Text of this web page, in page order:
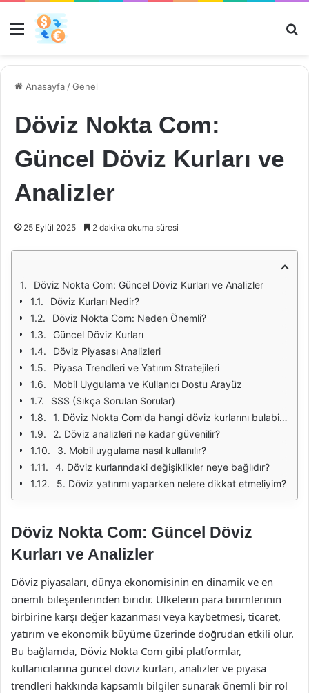
Menü
Anasayfa /Genel
Döviz Nokta Com:
Güncel Döviz Kurları ve
Analizler
25 Eylül 2025 2 dakika okuma süresi
Döviz Nokta Com: Güncel Döviz Kurları ve Analizler
Döviz Kurları Nedir?
Döviz Nokta Com: Neden Önemli?
Güncel Döviz Kurları
Döviz Piyasası Analizleri
Piyasa Trendleri ve Yatırım Stratejileri
Mobil Uygulama ve Kullanıcı Dostu Arayüz
SSS (Sıkça Sorulan Sorular)
1. Döviz Nokta Com'da hangi döviz kurlarını bulabilirim?
2. Döviz analizleri ne kadar güvenilir?
3. Mobil uygulama nasıl kullanılır?
4. Döviz kurlarındaki değişiklikler neye bağlıdır?
5. Döviz yatırımı yaparken nelere dikkat etmeliyim?
Döviz Nokta Com: Güncel Döviz
Kurları ve Analizler
Döviz piyasaları, dünya ekonomisinin en dinamik ve en
önemli bileşenlerinden biridir. Ülkelerin para birimlerinin
birbirine karşı değer kazanması veya kaybetmesi, ticaret,
yatırım ve ekonomik büyüme üzerinde doğrudan etkili olur.
Bu bağlamda, Döviz Nokta Com gibi platformlar,
kullanıcılarına güncel döviz kurları, analizler ve piyasa
trendleri hakkında kapsamlı bilgiler sunarak önemli bir rol